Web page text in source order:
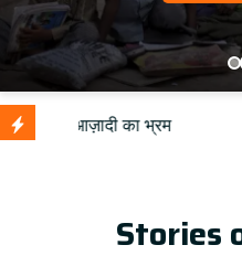
Stories